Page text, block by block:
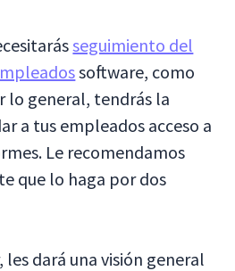
seguimiento del
software, como
lo general, tendrás la
a tus empleados acceso a
Le recomendamos
que lo haga por dos
les dará una visión general